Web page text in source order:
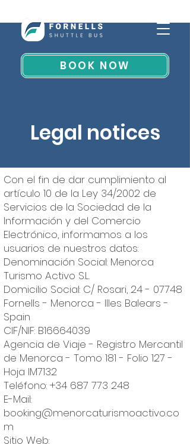
BOOK NOW
Legal notices
Con el fin de dar cumplimiento al
artículo 10 de la Ley 34/2002 de
Servicios de la Sociedad de la
Información y del Comercio
Electrónico, informamos a los
usuarios de nuestros datos:
Denominación Social: Menorca
Turismo Activo S.L.
Domicilio Social: C/ Rosari, 24 - 07748
Fornells - Menorca - Illes Balears -
Spain
CIF/NIF: B16664039
Agencia de Viaje - Registro Mercantil
de Menorca - Tomo 181 - Folio 127 -
Hoja IM7132
Teléfono: +34 687 773 248
E-Mail:
booking@menorcaturismoactivo.co
m
Sitio Web: